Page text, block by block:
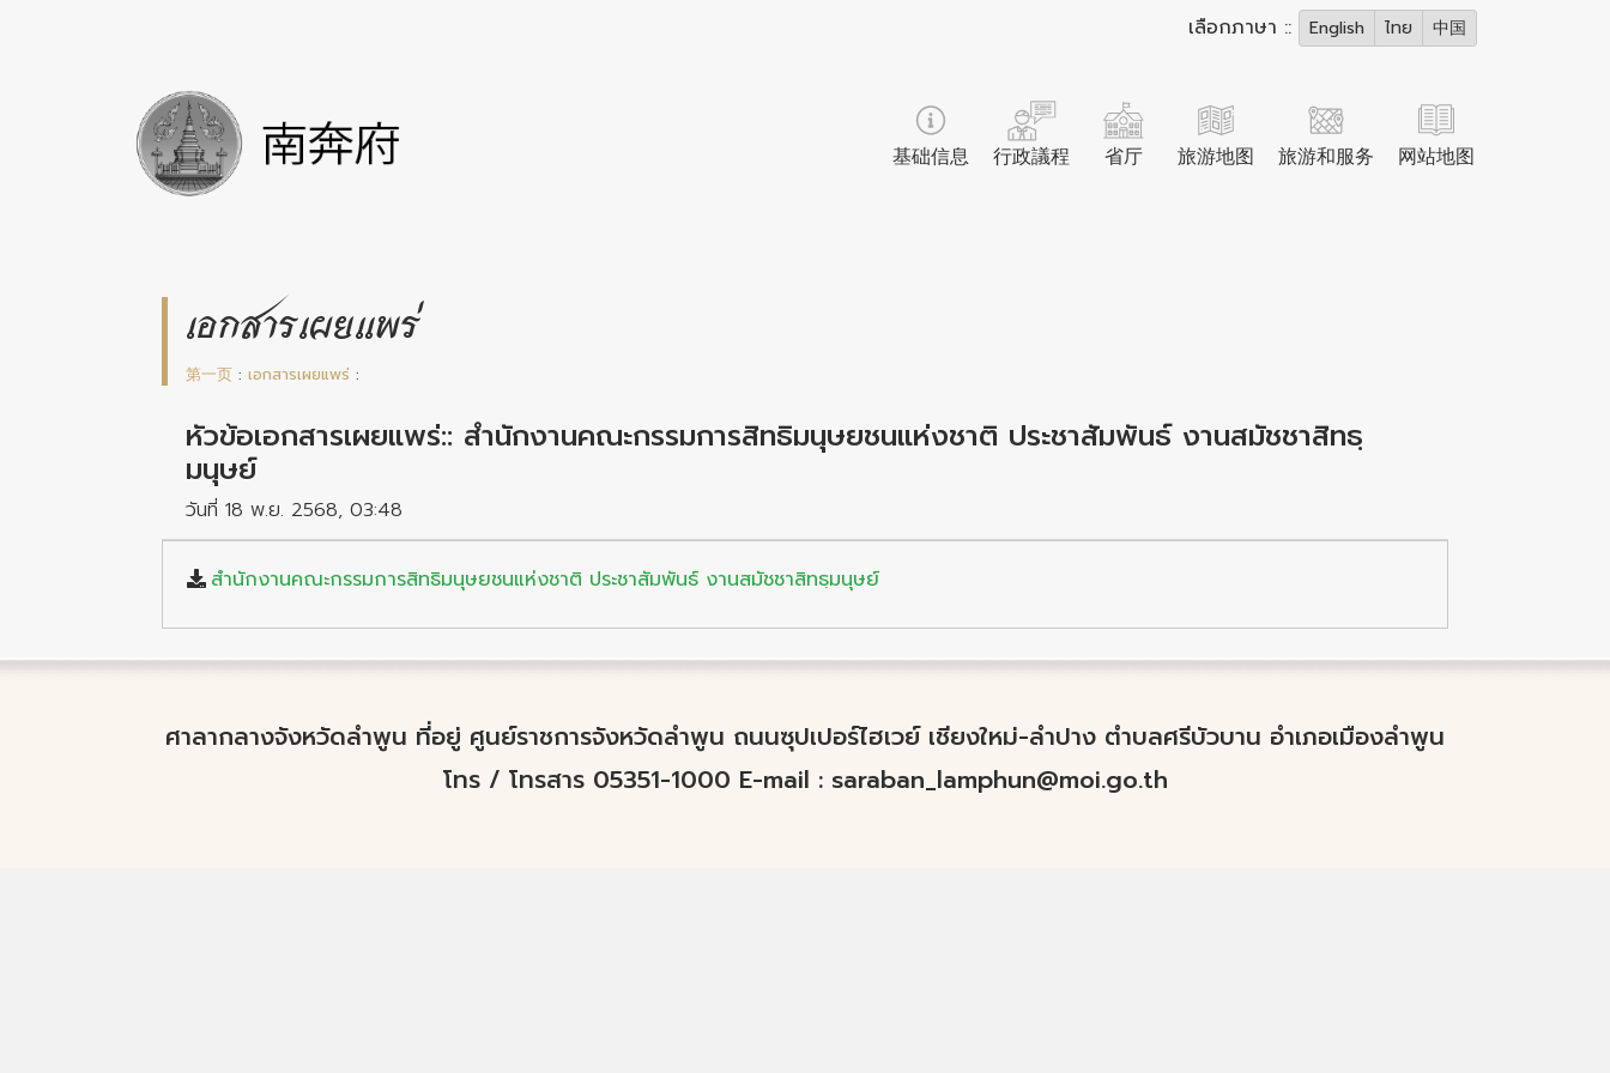
เลือกภาษา :: English ไทย 中国
基础信息 行政議程 省厅 旅游地图 旅游和服务 网站地图
เอกสารเผยแพร่
第一页 : เอกสารเผยแพร่ :
หัวข้อเอกสารเผยแพร่:: สำนักงานคณะกรรมการสิทธิมนุษยชนแห่งชาติ ประชาสัมพันธ์ งานสมัชชาสิทธฺ
มนุษย์
วันที่ 18 พ.ย. 2568, 03:48
สำนักงานคณะกรรมการสิทธิมนุษยชนแห่งชาติ ประชาสัมพันธ์ งานสมัชชาสิทธฺมนุษย์
ศาลากลางจังหวัดลำพูน ที่อยู่ ศูนย์ราชการจังหวัดลำพูน ถนนซุปเปอร์ไฮเวย์ เชียงใหม่-ลำปาง ตำบลศรีบัวบาน อำเภอเมืองลำพูน
โทร / โทรสาร 05351-1000 E-mail : saraban_lamphun@moi.go.th